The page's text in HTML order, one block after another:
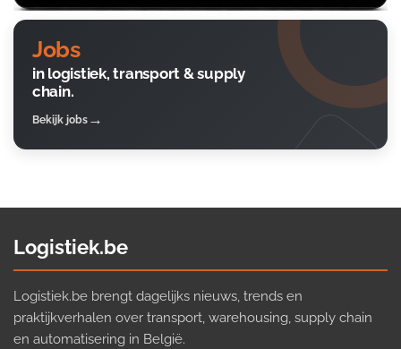
Jobs
in logistiek, transport & supply
chain.
Bekijk jobs
Logistiek.be
Logistiek.be brengt dagelijks nieuws, trends en
praktijkverhalen over transport, warehousing, supply chain
en automatisering in België.